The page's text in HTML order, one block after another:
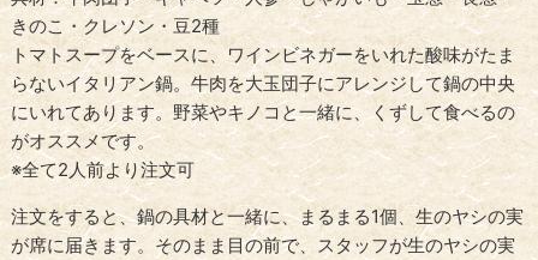
きのこ・クレソン・豆2種
トマトスープをベースに、ワインビネガーをいれた酸味がたま
らないイタリアン鍋。牛肉を大玉団子にアレンジして鍋の中央
にいれてあります。野菜やキノコと一緒に、くずして食べるの
がオススメです。
※全て2人前より注文可
注文をすると、鍋の具材と一緒に、まるまる1個、生のヤシの実
が席に届きます。そのまま目の前で、スタッフが生のヤシの実